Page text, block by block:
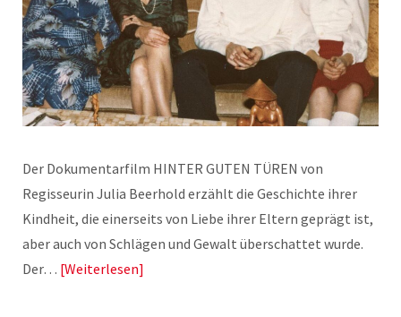
Der Dokumentarfilm HINTER GUTEN TÜREN von
Regisseurin Julia Beerhold erzählt die Geschichte ihrer
Kindheit, die einerseits von Liebe ihrer Eltern geprägt ist,
aber auch von Schlägen und Gewalt überschattet wurde.
Der… Weiterlesen